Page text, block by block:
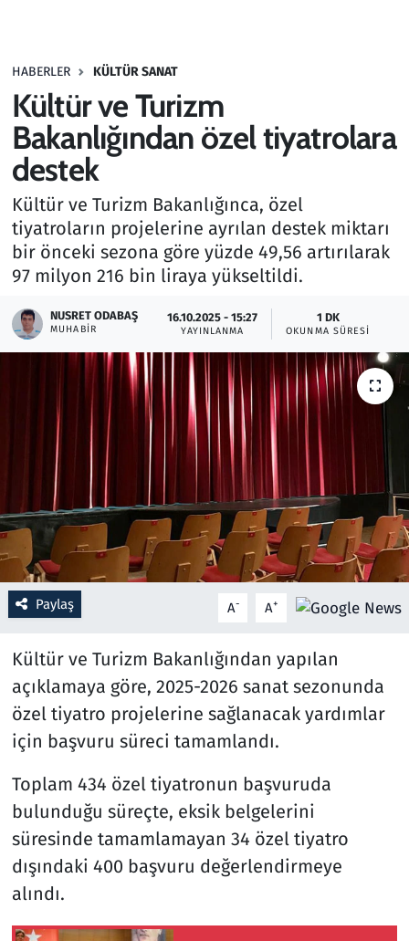
HABERLER KÜLTÜR SANAT
Kültür ve Turizm
Bakanlığından özel tiyatrolara
destek
Kültür ve Turizm Bakanlığınca, özel
tiyatroların projelerine ayrılan destek miktarı
bir önceki sezona göre yüzde 49,56 artırılarak
97 milyon 216 bin liraya yükseltildi.
NUSRET ODABAŞ
MUHABIR
16.10.2025 - 15:27
YAYINLANMA
1 DK
OKUNMA SÜRESI
Paylaş A- A+
Kültür ve Turizm Bakanlığından yapılan
açıklamaya göre, 2025-2026 sanat sezonunda
özel tiyatro projelerine sağlanacak yardımlar
için başvuru süreci tamamlandı.
Toplam 434 özel tiyatronun başvuruda
bulunduğu süreçte, eksik belgelerini
süresinde tamamlamayan 34 özel tiyatro
dışındaki 400 başvuru değerlendirmeye
alındı.
Haber
Kültür Sanat
Kurumsal Haberler
Lezzet Durağı
Memur ve Kamu
Otomobil
Oyun
Ramazan
Resmi İlanlar
Rüya Tabirleri
Sağlık
Savunma Sanayi
Spor
Teknoloji ve Bilim
Televizyon